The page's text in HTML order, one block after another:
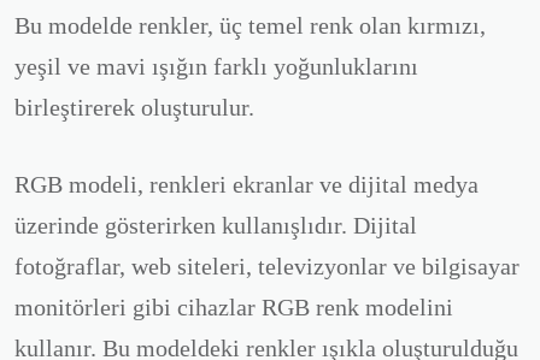
Bu modelde renkler, üç temel renk olan kırmızı,
yeşil ve mavi ışığın farklı yoğunluklarını
birleştirerek oluşturulur.
RGB modeli, renkleri ekranlar ve dijital medya
üzerinde gösterirken kullanışlıdır. Dijital
fotoğraflar, web siteleri, televizyonlar ve bilgisayar
monitörleri gibi cihazlar RGB renk modelini
kullanır. Bu modeldeki renkler ışıkla oluşturulduğu